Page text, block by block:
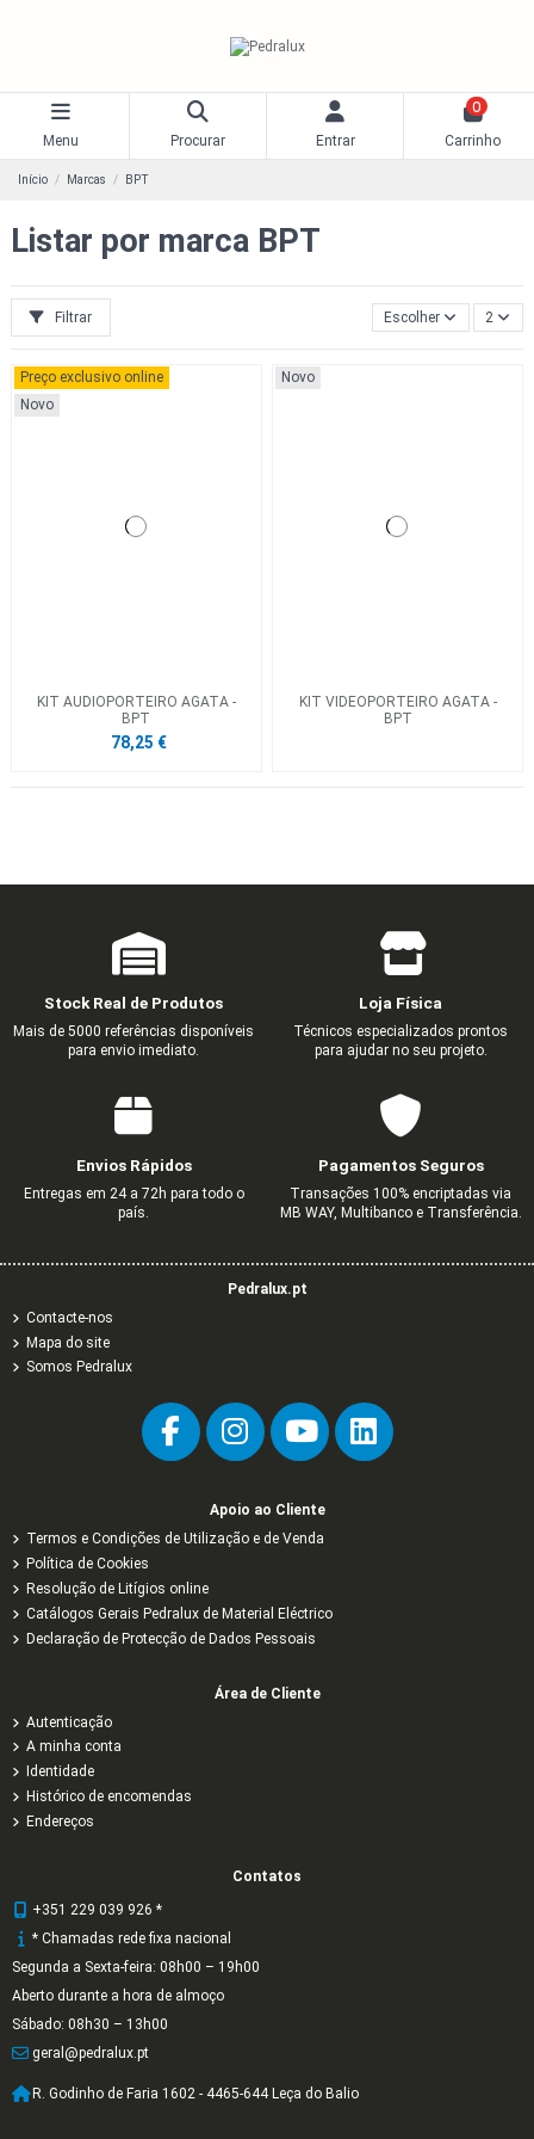
Menu Procurar Entrar
0
Carrinho
Início Marcas BPT
Listar por marca BPT
Filtrar Escolher 2
Preço exclusivo online
Novo
KIT AUDIOPORTEIRO AGATA -
BPT
78,25 €
Novo
KIT VIDEOPORTEIRO AGATA -
BPT
Stock Real de Produtos
Mais de 5000 referências disponíveis
para envio imediato.
Loja Física
Técnicos especializados prontos
para ajudar no seu projeto.
Envios Rápidos
Entregas em 24 a 72h para todo o
país.
Pagamentos Seguros
Transações 100% encriptadas via
MB WAY, Multibanco e Transferência.
Pedralux.pt
Contacte-nos
Mapa do site
Somos Pedralux
Apoio ao Cliente
Termos e Condições de Utilização e de Venda
Política de Cookies
Resolução de Litígios online
Catálogos Gerais Pedralux de Material Eléctrico
Declaração de Protecção de Dados Pessoais
Área de Cliente
Autenticação
A minha conta
Identidade
Histórico de encomendas
Endereços
Contatos
+351 229 039 926 *
* Chamadas rede fixa nacional
Segunda a Sexta-feira: 08h00 – 19h00
Aberto durante a hora de almoço
Sábado: 08h30 – 13h00
geral@pedralux.pt
R. Godinho de Faria 1602 - 4465-644 Leça do Balio